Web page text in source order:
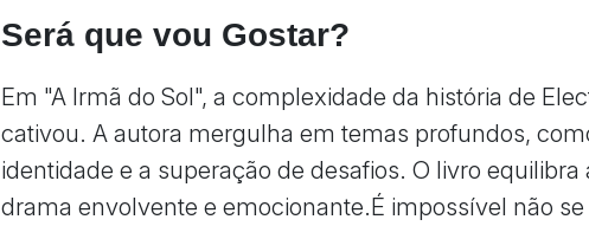
Será que vou Gostar?
Em "A Irmã do Sol", a complexidade da história de
cativou. A autora mergulha em temas profundos,
identidade e a superação de desafios. O livro
drama envolvente e emocionante.É impossível não